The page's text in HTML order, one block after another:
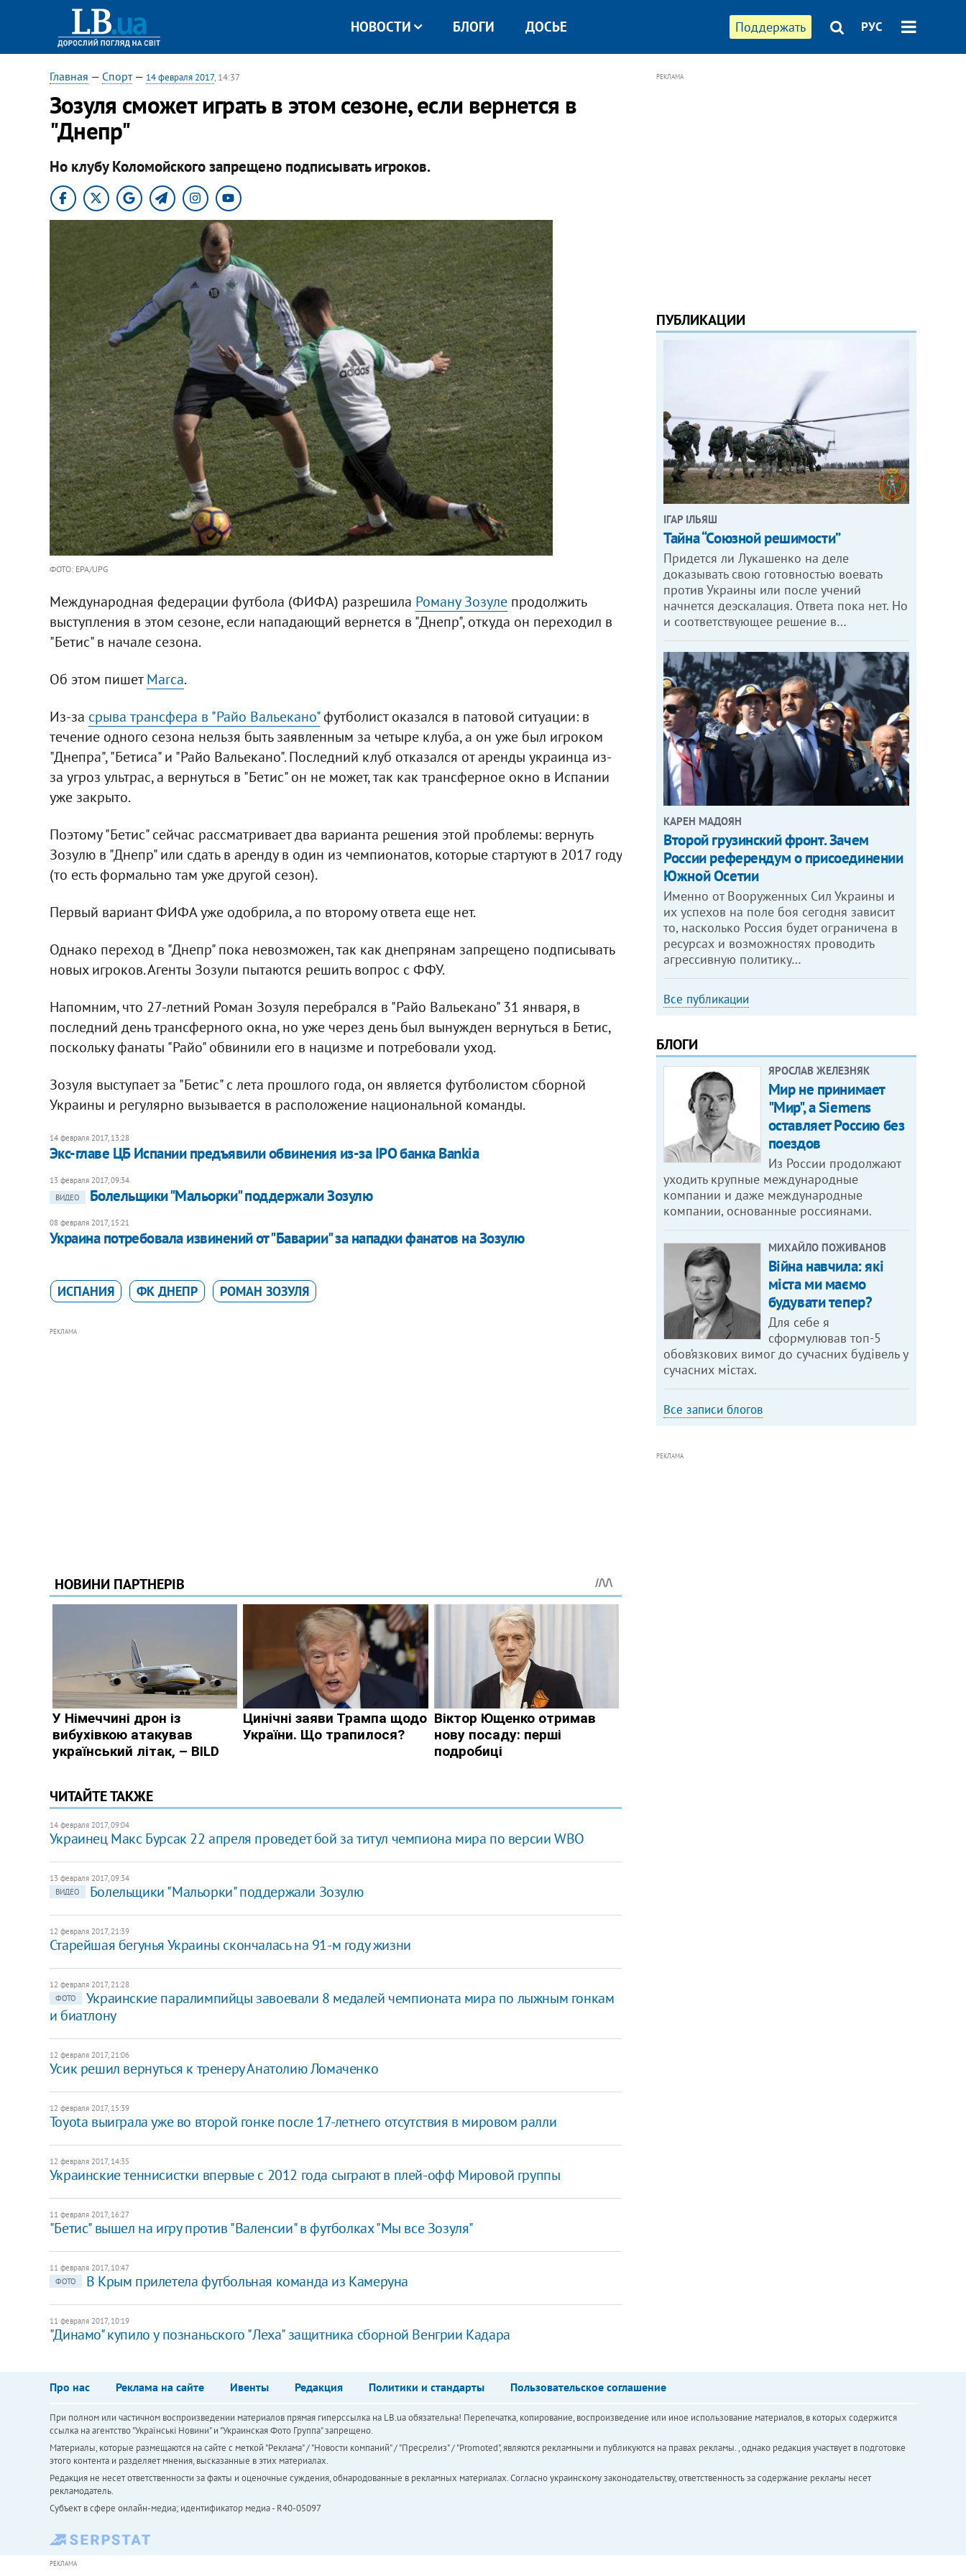
Поддержать РУС
НОВОСТИ БЛОГИ ДОСЬЕ
Главная — Спорт— 14 февраля 2017, 14:37
Зозуля сможет играть в этом сезоне, если вернется в
"Днепр"
Но клубу Коломойского запрещено подписывать игроков.
ФОТО: EPA/UPG
Международная федерации футбола (ФИФА) разрешила Роману Зозулепродолжить
выступления в этом сезоне, если нападающий вернется в "Днепр", откуда он переходил в
"Бетис" в начале сезона.
Об этом пишетMarca.
Из-за срыва трансфера в "Райо Вальекано"футболист оказался в патовой ситуации: в
течение одного сезона нельзя быть заявленным за четыре клуба, а он уже был игроком
"Днепра", "Бетиса" и "Райо Вальекано". Последний клуб отказался от аренды украинца из-
за угроз ультрас, а вернуться в "Бетис" он не может, так как трансферное окно в Испании
уже закрыто.
Поэтому "Бетис" сейчас рассматривает два варианта решения этой проблемы: вернуть
Зозулю в "Днепр" или сдать в аренду в один из чемпионатов, которые стартуют в 2017 году
(то есть формально там уже другой сезон).
Первый вариант ФИФА уже одобрила, а по второму ответа еще нет.
Однако переход в "Днепр" пока невозможен, так как днепрянам запрещено подписывать
новых игроков. Агенты Зозули пытаются решить вопрос с ФФУ.
Напомним, что 27-летний Роман Зозуля перебрался в "Райо Вальекано" 31 января, в
последний день трансферного окна, но уже через день был вынужден вернуться в Бетис,
поскольку фанаты "Райо" обвинили его в нацизме и потребовали уход.
Зозуля выступает за "Бетис" с лета прошлого года, он является футболистом сборной
Украины и регулярно вызывается в расположение национальной команды.
14 февраля 2017, 13:28
Экс-главе ЦБ Испании предъявили обвинения из-за IPO банка Bankia
13 февраля 2017, 09:34
ВИДЕО
Болельщики "Мальорки" поддержали Зозулю
08 февраля 2017, 15:21
​Украина потребовала извинений от "Баварии" за нападки фанатов на Зозулю
ИСПАНИЯ ФК ДНЕПР РОМАН ЗОЗУЛЯ
РЕКЛАМА
ЧИТАЙТЕ ТАКЖЕ
14 февраля 2017, 09:04
Украинец Макс Бурсак 22 апреля проведет бой за титул чемпиона мира по версии WBO
13 февраля 2017, 09:34
ВИДЕО
Болельщики "Мальорки" поддержали Зозулю
12 февраля 2017, 21:39
Старейшая бегунья Украины скончалась на 91-м году жизни
12 февраля 2017, 21:28
ФОТО
Украинские паралимпийцы завоевали 8 медалей чемпионата мира по лыжным гонкам
и биатлону
12 февраля 2017, 21:06
Усик решил вернуться к тренеру Анатолию Ломаченко
12 февраля 2017, 15:39
Toyota выиграла уже во второй гонке после 17-летнего отсутствия в мировом ралли
12 февраля 2017, 14:35
Украинские теннисистки впервые с 2012 года сыграют в плей-офф Мировой группы
11 февраля 2017, 16:27
"Бетис" вышел на игру против "Валенсии" в футболках "Мы все Зозуля"
11 февраля 2017, 10:47
ФОТО
В Крым прилетела футбольная команда из Камеруна
11 февраля 2017, 10:19
"Динамо" купило у познаньского "Леха" защитника сборной Венгрии Кадара
РЕКЛАМА
ПУБЛИКАЦИИ
ІГАР ІЛЬЯШ
Тайна “Союзной решимости”
Придется ли Лукашенко на деле
доказывать свою готовностью воевать
против Украины или после учений
начнется деэскалация. Ответа пока нет. Но
и соответствующее решение в…
КАРЕН МАДОЯН
Второй грузинский фронт. Зачем
России референдум о присоединении
Южной Осетии
Именно от Вооруженных Сил Украины и
их успехов на поле боя сегодня зависит
то, насколько Россия будет ограничена в
ресурсах и возможностях проводить
агрессивную политику…
Все публикации
БЛОГИ
ЯРОСЛАВ ЖЕЛЕЗНЯК
Мир не принимает
"Мир", а Siemens
оставляет Россию без
поездов
Из России продолжают
уходить крупные международные
компании и даже международные
компании, основанные россиянами.
МИХАЙЛО ПОЖИВАНОВ
Війна навчила: які
міста ми маємо
будувати тепер?
Для себе я
сформулював топ-5
обов’язкових вимог до сучасних будівель у
сучасних містах.
Все записи блогов
РЕКЛАМА
Про нас Реклама на сайте Ивенты Редакция Политики и стандарты Пользовательское соглашение
При полном или частичном воспроизведении материалов прямая гиперссылка на LB.ua обязательна! Перепечатка, копирование, воспроизведение или иное использование материалов, в которых содержится
ссылка на агентство "Українськi Новини" и "Украинская Фото Группа" запрещено.
Материалы, которые размещаются на сайте с меткой "Реклама" / "Новости компаний" / "Пресрелиз" / "Promoted", являются рекламными и публикуются на правах рекламы. , однако редакция участвует в подготовке
этого контента и разделяет мнения, высказанные в этих материалах.
Редакция не несет ответственности за факты и оценочные суждения, обнародованные в рекламных материалах. Согласно украинскому законодательству, ответственность за содержание рекламы несет
рекламодатель.
Субъект в сфере онлайн-медиа; идентификатор медиа - R40-05097
РЕКЛАМА